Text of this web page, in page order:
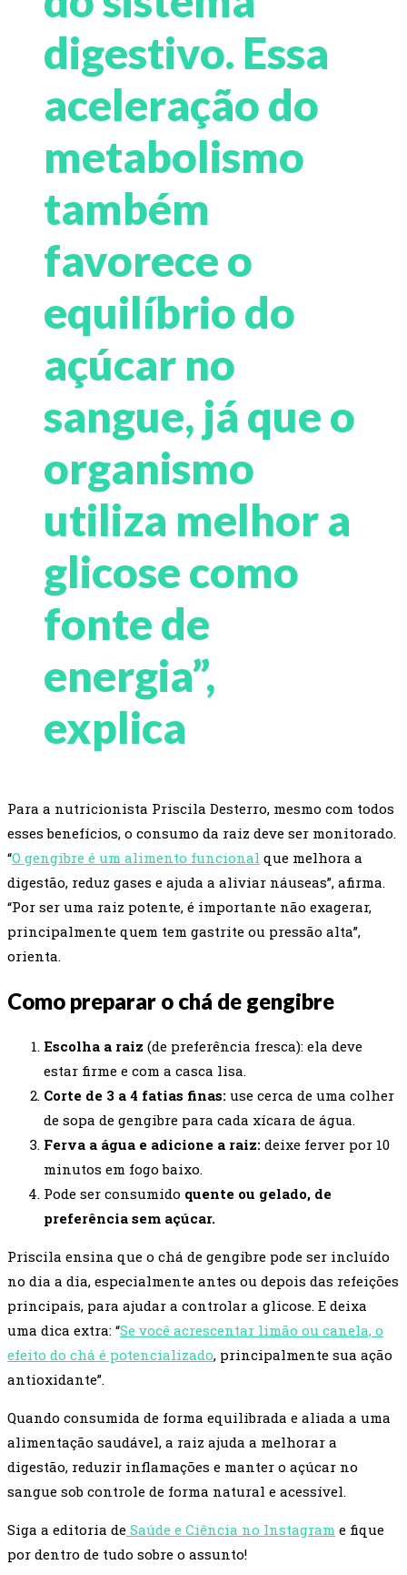
digestivo. Essa
aceleração do
metabolismo
também
favorece o
equilíbrio do
açúcar no
sangue, já que o
organismo
utiliza melhor a
glicose como
fonte de
energia”,
explica
Para a nutricionista Priscila Desterro, mesmo com todos
esses benefícios, o consumo da raiz deve ser monitorado.
“O gengibre é um alimento funcional que melhora a
digestão, reduz gases e ajuda a aliviar náuseas”, afirma.
“Por ser uma raiz potente, é importante não exagerar,
principalmente quem tem gastrite ou pressão alta”,
orienta.
Como preparar o chá de gengibre
Escolha a raiz (de preferência fresca): ela deve
estar firme e com a casca lisa.
Corte de 3 a 4 fatias finas: use cerca de uma colher
de sopa de gengibre para cada xícara de água.
Ferva a água e adicione a raiz: deixe ferver por 10
minutos em fogo baixo.
Pode ser consumido quente ou gelado, de
preferência sem açúcar.
Priscila ensina que o chá de gengibre pode ser incluído
no dia a dia, especialmente antes ou depois das refeições
principais, para ajudar a controlar a glicose. E deixa
uma dica extra: “Se você acrescentar limão ou canela, o
efeito do chá é potencializado, principalmente sua ação
antioxidante”.
Quando consumida de forma equilibrada e aliada a uma
alimentação saudável, a raiz ajuda a melhorar a
digestão, reduzir inflamações e manter o açúcar no
sangue sob controle de forma natural e acessível.
Siga a editoria de Saúde e Ciência no Instagram e fique
por dentro de tudo sobre o assunto!